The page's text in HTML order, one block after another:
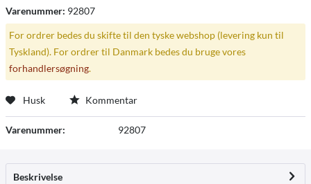
Varenummer: 92807
For ordrer bedes du skifte til den tyske webshop (levering kun til
Tyskland). For ordrer til Danmark bedes du bruge vores
forhandlersøgning.
Husk Kommentar
Varenummer: 92807
Beskrivelse